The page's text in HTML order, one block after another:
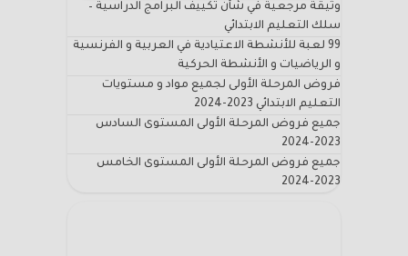
وثيقة مرجعية في شأن تكييف البرامج الدراسية –
سلك التعليم الابتدائي
99 لعبة للأنشطة الاعتيادية في العربية و الفرنسية
و الرياضيات و الأنشطة الحركية
فروض المرحلة الأولى لجميع مواد و مستويات
التعليم الابتدائي 2023-2024
جميع فروض المرحلة الأولى المستوى السادس
2023-2024
جميع فروض المرحلة الأولى المستوى الخامس
2023-2024